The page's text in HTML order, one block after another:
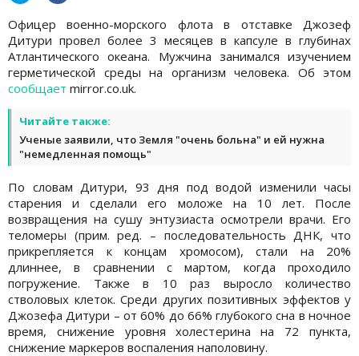
Офицер военно-морского флота в отставке Джозеф
Дитури провел более 3 месяцев в капсуле в глубинах
Атлантического океана. Мужчина занимался изучением
герметической среды на организм человека. Об этом
сообщает mirror.co.uk.
Читайте также:
Ученые заявили, что Земля "очень больна" и ей нужна
"немедленная помощь"
По словам Дитури, 93 дня под водой изменили часы
старения и сделали его моложе на 10 лет. После
возвращения на сушу энтузиаста осмотрели врачи. Его
теломеры (прим. ред. – последовательность ДНК, что
прикрепляется к концам хромосом), стали на 20%
длиннее, в сравнении с мартом, когда проходило
погружение. Также в 10 раз выросло количество
стволовых клеток. Среди других позитивных эффектов у
Джозефа Дитури – от 60% до 66% глубокого сна в ночное
время, снижение уровня холестерина на 72 пункта,
снижение маркеров воспаления наполовину.